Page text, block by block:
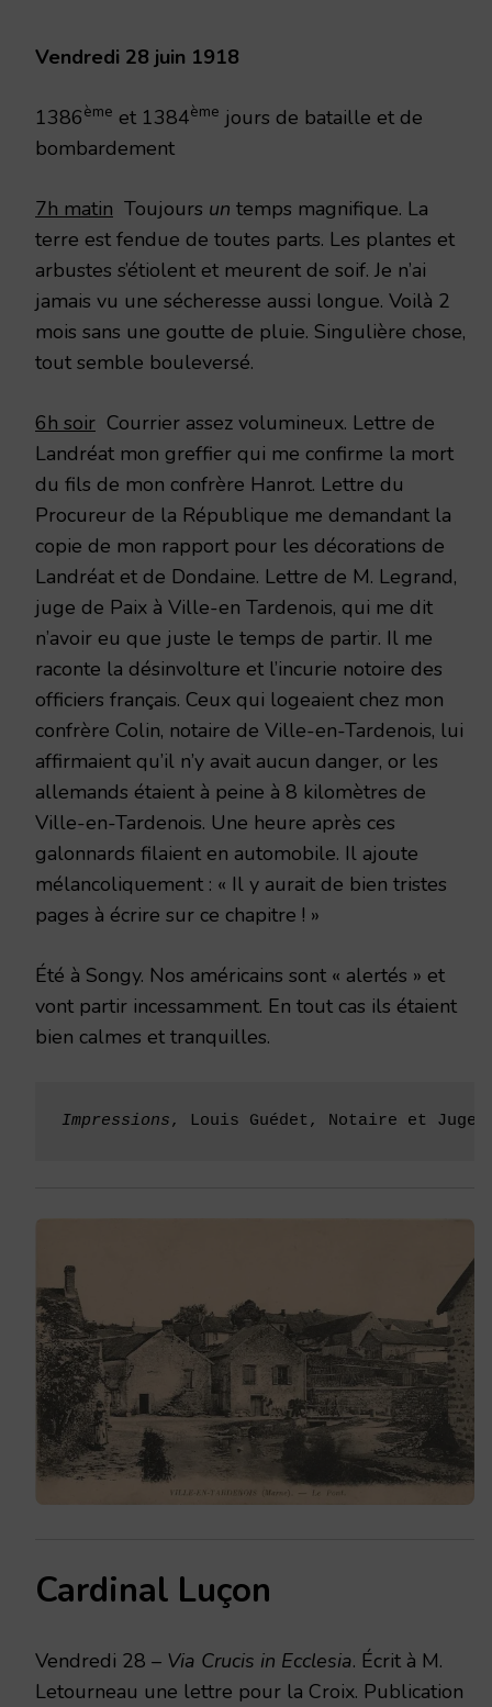
Vendredi 28 juin 1918
1386ème et 1384ème jours de bataille et de
bombardement
7h matin Toujours un temps magnifique. La
terre est fendue de toutes parts. Les plantes et
arbustes s’étiolent et meurent de soif. Je n’ai
jamais vu une sécheresse aussi longue. Voilà 2
mois sans une goutte de pluie. Singulière chose,
tout semble bouleversé.
6h soir Courrier assez volumineux. Lettre de
Landréat mon greffier qui me confirme la mort
du fils de mon confrère Hanrot. Lettre du
Procureur de la République me demandant la
copie de mon rapport pour les décorations de
Landréat et de Dondaine. Lettre de M. Legrand,
juge de Paix à Ville-en Tardenois, qui me dit
n’avoir eu que juste le temps de partir. Il me
raconte la désinvolture et l’incurie notoire des
officiers français. Ceux qui logeaient chez mon
confrère Colin, notaire de Ville-en-Tardenois, lui
affirmaient qu’il n’y avait aucun danger, or les
allemands étaient à peine à 8 kilomètres de
Ville-en-Tardenois. Une heure après ces
galonnards filaient en automobile. Il ajoute
mélancoliquement : « Il y aurait de bien tristes
pages à écrire sur ce chapitre ! »
Été à Songy. Nos américains sont « alertés » et
vont partir incessamment. En tout cas ils étaient
bien calmes et tranquilles.
Impressions, Louis Guédet, Notaire et
Cardinal Luçon
Vendredi 28 – Via Crucis in Ecclesia. Écrit à M.
Letourneau une lettre pour la Croix. Publication